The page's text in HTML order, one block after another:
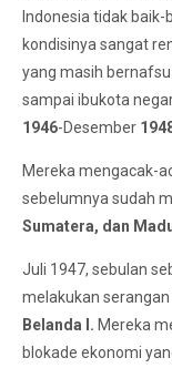
Indonesia tidak
kondisinya sangat
yang masih
sampai ibukota
1946-Desember
Mereka mengacak-
sebelumnya sudah
Sumatera, dan
Juli 1947, sebulan
melakukan
Belanda I. Mereka
blokade ekonomi